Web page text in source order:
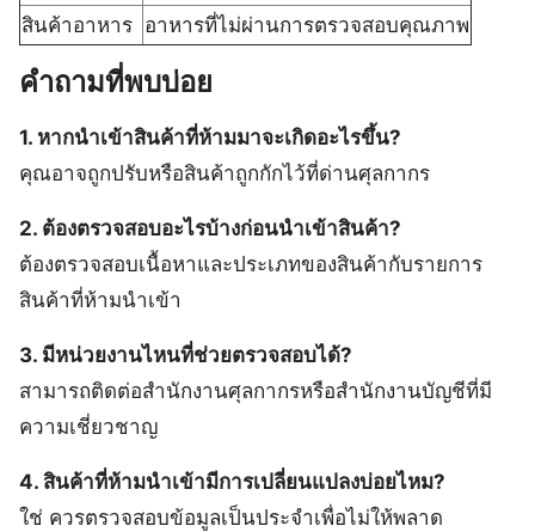
สินค้าอาหาร อาหารที่ไม่ผ่านการตรวจสอบคุณภาพ
คำถามที่พบบ่อย
1. หากนำเข้าสินค้าที่ห้ามมาจะเกิดอะไรขึ้น?
คุณอาจถูกปรับหรือสินค้าถูกกักไว้ที่ด่านศุลกากร
2. ต้องตรวจสอบอะไรบ้างก่อนนำเข้าสินค้า?
ต้องตรวจสอบเนื้อหาและประเภทของสินค้ากับรายการ
สินค้าที่ห้ามนำเข้า
3. มีหน่วยงานไหนที่ช่วยตรวจสอบได้?
สามารถติดต่อสำนักงานศุลกากรหรือสำนักงานบัญชีที่มี
ความเชี่ยวชาญ
4. สินค้าที่ห้ามนำเข้ามีการเปลี่ยนแปลงบ่อยไหม?
ใช่ ควรตรวจสอบข้อมูลเป็นประจำเพื่อไม่ให้พลาด